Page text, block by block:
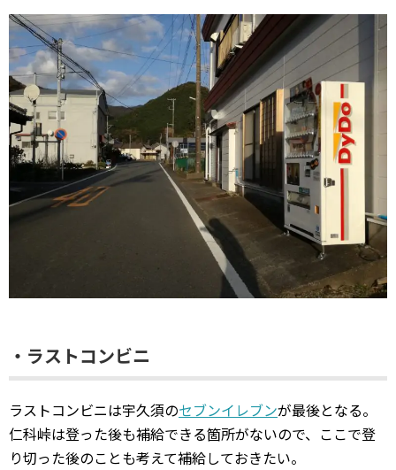
・ラストコンビニ
ラストコンビニは宇久須のセブンイレブンが最後となる。
仁科峠は登った後も補給できる箇所がないので、ここで登
り切った後のことも考えて補給しておきたい。